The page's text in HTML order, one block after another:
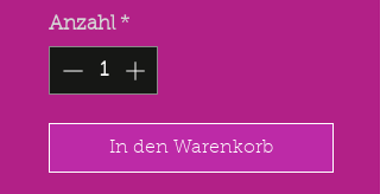
Anzahl *
In den Warenkorb